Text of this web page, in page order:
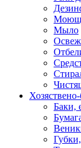
Мыло
Баки,